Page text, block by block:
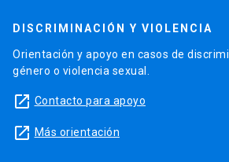
DISCRIMINACIÓN Y VIOLENCIA
Orientación y apoyo en casos de
género o violencia sexual.
launch Contacto para apoyo
launch Más orientación